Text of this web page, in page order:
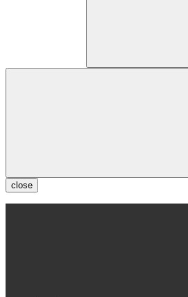
close